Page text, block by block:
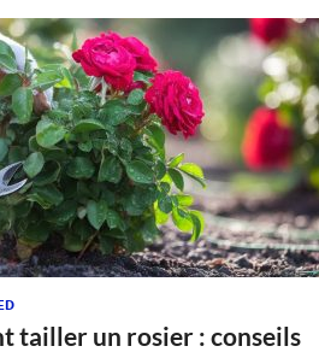
tailler un rosier : conseils